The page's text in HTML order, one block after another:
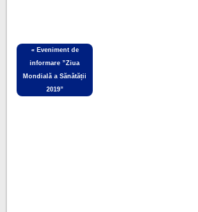
« Eveniment de
informare ”Ziua
Mondială a Sănătății
2019”